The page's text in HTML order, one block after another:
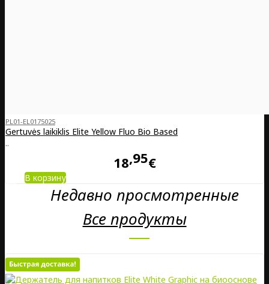
PL01-EL0175025
Gertuvės laikiklis Elite Yellow Fluo Bio Based
..
18 95€
В корзину
Недавно просмотренные
Все продукты